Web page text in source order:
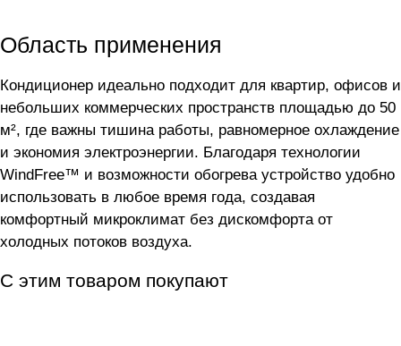
Область применения
Кондиционер идеально подходит для квартир, офисов и
небольших коммерческих пространств площадью до 50
м², где важны тишина работы, равномерное охлаждение
и экономия электроэнергии. Благодаря технологии
WindFree™ и возможности обогрева устройство удобно
использовать в любое время года, создавая
комфортный микроклимат без дискомфорта от
холодных потоков воздуха.
С этим товаром покупают